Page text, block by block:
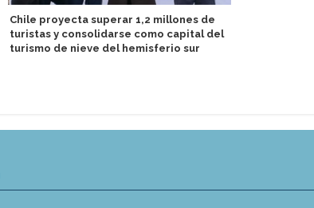
Chile proyecta superar 1,2 millones de
turistas y consolidarse como capital del
turismo de nieve del hemisferio sur